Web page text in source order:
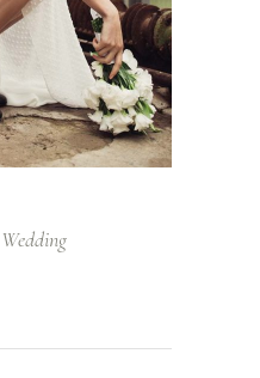
Wedding